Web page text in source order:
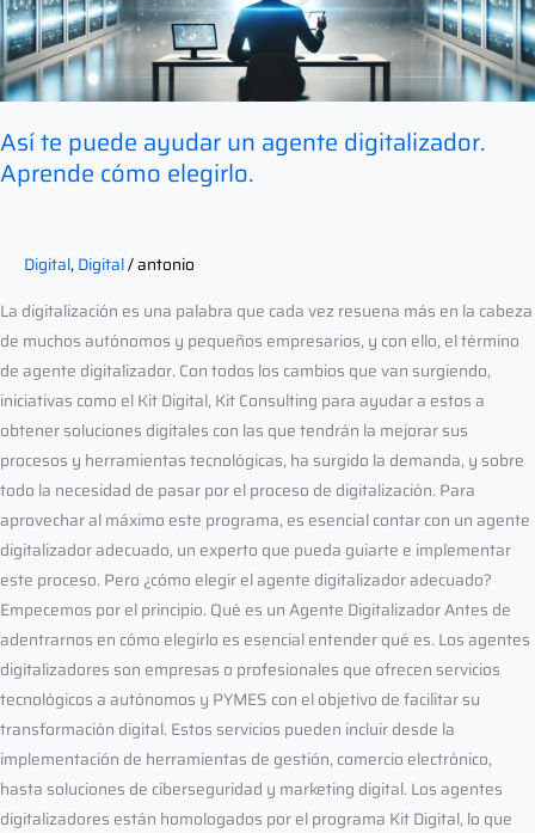
Así te puede ayudar un agente digitalizador.
Aprende cómo elegirlo.
Digital,Digital/antonio
La digitalización es una palabra que cada vez resuena más en la cabeza
de muchos autónomos y pequeños empresarios, y con ello, el término
de agente digitalizador. Con todos los cambios que van surgiendo,
iniciativas como el Kit Digital, Kit Consulting para ayudar a estos a
obtener soluciones digitales con las que tendrán la mejorar sus
procesos y herramientas tecnológicas, ha surgido la demanda, y sobre
todo la necesidad de pasar por el proceso de digitalización. Para
aprovechar al máximo este programa, es esencial contar con un agente
digitalizador adecuado, un experto que pueda guiarte e implementar
este proceso. Pero ¿cómo elegir el agente digitalizador adecuado?
Empecemos por el principio. Qué es un Agente Digitalizador Antes de
adentrarnos en cómo elegirlo es esencial entender qué es. Los agentes
digitalizadores son empresas o profesionales que ofrecen servicios
tecnológicos a autónomos y PYMES con el objetivo de facilitar su
transformación digital. Estos servicios pueden incluir desde la
implementación de herramientas de gestión, comercio electrónico,
hasta soluciones de ciberseguridad y marketing digital. Los agentes
digitalizadores están homologados por el programa Kit Digital, lo que
Aprende
cómo
elegirlo.